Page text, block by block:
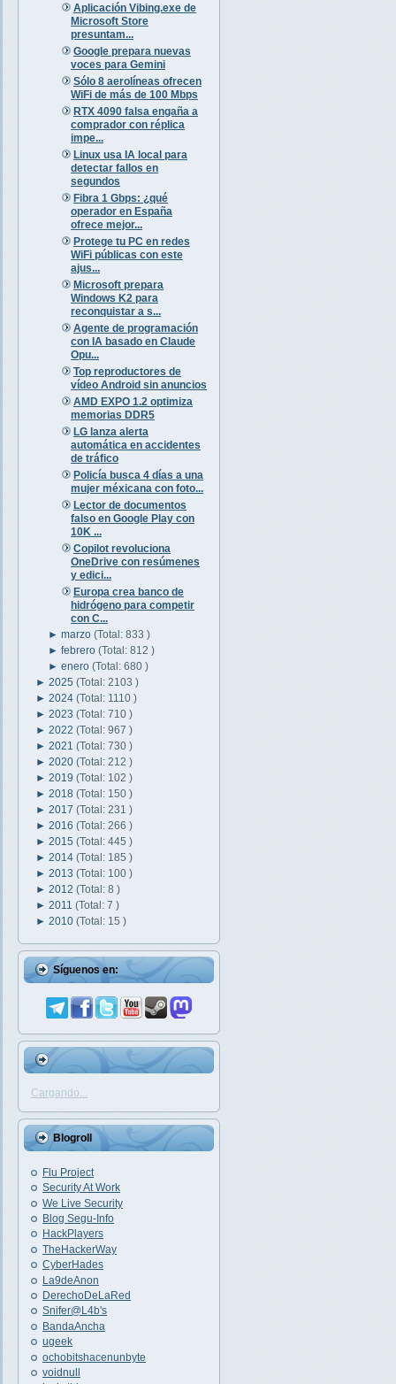
Aplicación Vibing.exe de
Microsoft Store
presuntam...
Google prepara nuevas
voces para Gemini
Sólo 8 aerolíneas ofrecen
WiFi de más de 100 Mbps
RTX 4090 falsa engaña a
comprador con réplica
impe...
Linux usa IA local para
detectar fallos en
segundos
Fibra 1 Gbps: ¿qué
operador en España
ofrece mejor...
Protege tu PC en redes
WiFi públicas con este
ajus...
Microsoft prepara
Windows K2 para
reconquistar a s...
Agente de programación
con IA basado en Claude
Opu...
Top reproductores de
vídeo Android sin anuncios
AMD EXPO 1.2 optimiza
memorias DDR5
LG lanza alerta
automática en accidentes
de tráfico
Policía busca 4 días a una
mujer méxicana con foto...
Lector de documentos
falso en Google Play con
10K ...
Copilot revoluciona
OneDrive con resúmenes
y edici...
Europa crea banco de
hidrógeno para competir
con C...
►marzo(Total: 833 )
►febrero(Total: 812 )
►enero(Total: 680 )
► 2025 (Total: 2103 )
► 2024 (Total: 1110 )
► 2023 (Total: 710 )
► 2022 (Total: 967 )
► 2021 (Total: 730 )
► 2020 (Total: 212 )
► 2019 (Total: 102 )
► 2018 (Total: 150 )
► 2017 (Total: 231 )
► 2016 (Total: 266 )
► 2015 (Total: 445 )
► 2014 (Total: 185 )
► 2013 (Total: 100 )
► 2012 (Total: 8 )
► 2011 (Total: 7 )
► 2010 (Total: 15 )
Síguenos en:
Cargando...
Blogroll
Flu Project
Security At Work
We Live Security
Blog Segu-Info
HackPlayers
TheHackerWay
CyberHades
La9deAnon
DerechoDeLaRed
Snifer@L4b's
BandaAncha
ugeek
ochobitshacenunbyte
voidnull